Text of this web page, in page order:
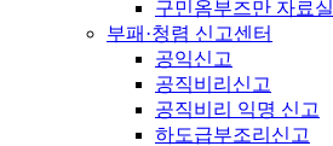
구민옴부즈만 자료실
부패·청렴 신고센터
공익신고
공직비리신고
공직비리 익명 신고
하도급부조리신고